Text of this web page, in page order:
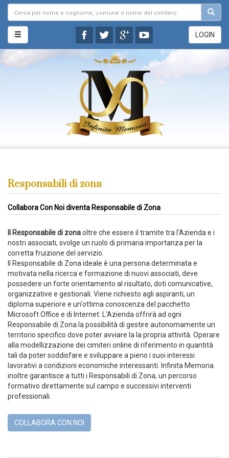
LOGIN
Responsabili di zona
Collabora Con Noi diventa Responsabile di Zona
Il Responsabile di zonaoltre che essere il tramite tra l'Azienda e i
nostri associati, svolge un ruolo di primaria importanza per la
corretta fruizione del servizio.
Il Responsabile di Zona ideale è una persona determinata e
motivata nella ricerca e formazione di nuovi associati, deve
possedere un forte orientamento al risultato, doti comunicative,
organizzative e gestionali. Viene richiesto agli aspiranti, un
diploma superiore e un'ottima conoscenza del pacchetto
Microsoft Office e di Internet. L'Azienda offrirà ad ogni
Responsabile di Zona la possibilità di gestire autonomamente un
territorio specifico dove poter avviare la la propria attività. Operare
alla modellizzazione dei cimiteri online di riferimento in quantità
tali da poter soddisfare e sviluppare a pieno i suoi interessi
lavorativi a condizioni economiche interessanti. Infinita Memoria
inoltre garantisce a tutti i Responsabili di Zona, un percorso
formativo direttamente sul campo e successivi interventi
professionali.
COLLABORA CON NOI